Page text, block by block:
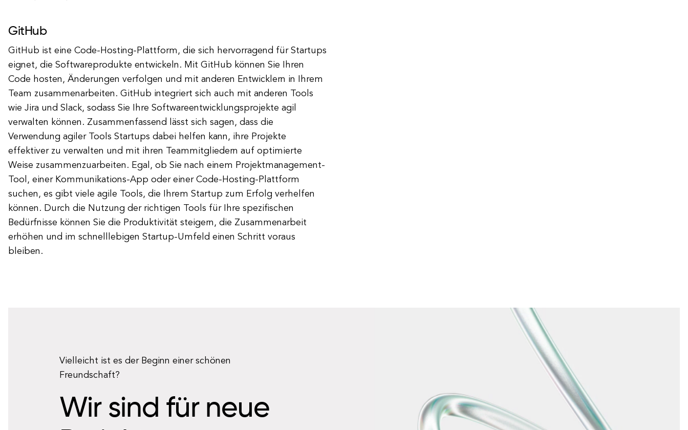
GitHub
GitHub ist eine Code-Hosting-Plattform, die sich hervorragend für Startups
eignet, die Softwareprodukte entwickeln. Mit GitHub können Sie Ihren
Code hosten, Änderungen verfolgen und mit anderen Entwicklern in Ihrem
Team zusammenarbeiten. GitHub integriert sich auch mit anderen Tools
wie Jira und Slack, sodass Sie Ihre Softwareentwicklungsprojekte agil
verwalten können. Zusammenfassend lässt sich sagen, dass die
Verwendung agiler Tools Startups dabei helfen kann, ihre Projekte
effektiver zu verwalten und mit ihren Teammitgliedern auf optimierte
Weise zusammenzuarbeiten. Egal, ob Sie nach einem Projektmanagement-
Tool, einer Kommunikations-App oder einer Code-Hosting-Plattform
suchen, es gibt viele agile Tools, die Ihrem Startup zum Erfolg verhelfen
können. Durch die Nutzung der richtigen Tools für Ihre spezifischen
Bedürfnisse können Sie die Produktivität steigern, die Zusammenarbeit
erhöhen und im schnelllebigen Startup-Umfeld einen Schritt voraus
bleiben.
Vielleicht ist es der Beginn einer schönen
Freundschaft?
Wir sind für neue